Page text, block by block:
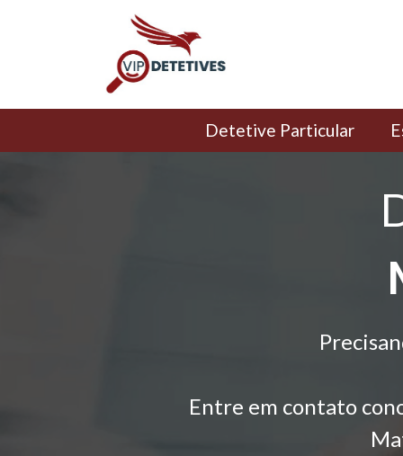
Detetive Particular
Entre em contato